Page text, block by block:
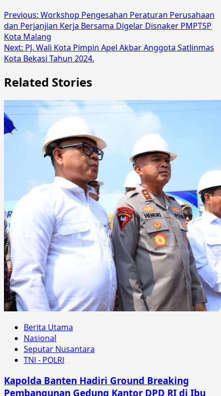
Previous: Workshop Pengesahan Peraturan Perusahaan
dan Perjanjian Kerja Bersama Digelar Disnaker PMPTSP
Kota Malang
Next: PJ. Wali Kota Pimpin Apel Akbar Anggota Satlinmas
Kota Bekasi Tahun 2024.
Related Stories
Berita Utama
Nasional
Seputar Nusantara
TNI - POLRI
Kapolda Banten Hadiri Ground Breaking
Pembangunan Gedung Kantor DPD RI di Ibu